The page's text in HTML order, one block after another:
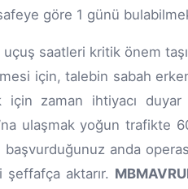
göre 1 günü
saatleri kritik önem
için, talebin sabah
için zaman ihtiyacı
ulaşmak yoğun
başvurduğunuz anda
aktarır.